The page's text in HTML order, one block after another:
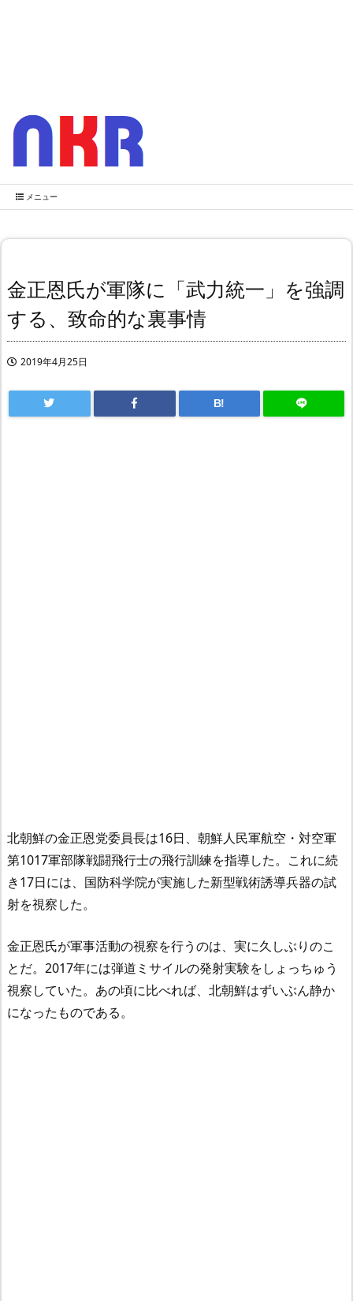
メニュー
金正恩氏が軍隊に「武力統一」を強調
する、致命的な裏事情
2019年4月25日
B!
北朝鮮の金正恩党委員長は16日、朝鮮人民軍航空・対空軍
第1017軍部隊戦闘飛行士の飛行訓練を指導した。これに続
き17日には、国防科学院が実施した新型戦術誘導兵器の試
射を視察した。
金正恩氏が軍事活動の視察を行うのは、実に久しぶりのこ
とだ。2017年には弾道ミサイルの発射実験をしょっちゅう
視察していた。あの頃に比べれば、北朝鮮はずいぶん静か
になったものである。